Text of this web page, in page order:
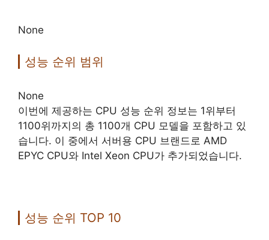
None
성능 순위 범위
None
이번에 제공하는 CPU 성능 순위 정보는 1위부터
1100위까지의 총 1100개 CPU 모델을 포함하고 있
습니다. 이 중에서 서버용 CPU 브랜드로 AMD
EPYC CPU와 Intel Xeon CPU가 추가되었습니다.
성능 순위 TOP 10